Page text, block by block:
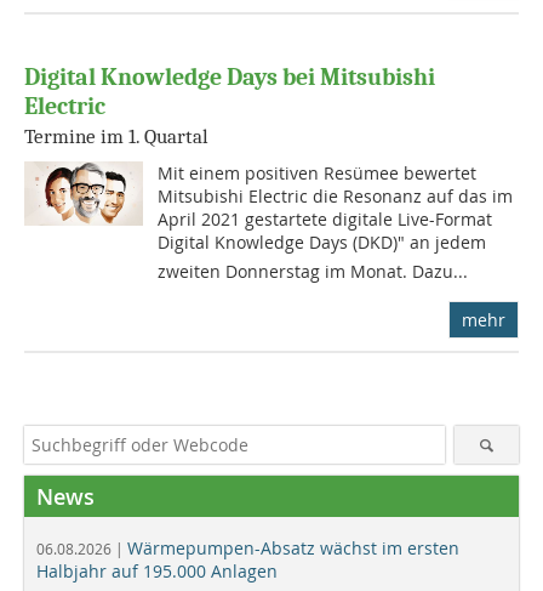
Digital Knowledge Days bei Mitsubishi
Electric
Termine im 1. Quartal
Mit einem positiven Resümee bewertet
Mitsubishi Electric die Resonanz auf das im
April 2021 gestartete digitale Live-Format
Digital Knowledge Days (DKD)" an jedem
zweiten Donnerstag im Monat. Dazu...
mehr
News
06.08.2026 | Wärmepumpen-Absatz wächst im ersten
Halbjahr auf 195.000 Anlagen